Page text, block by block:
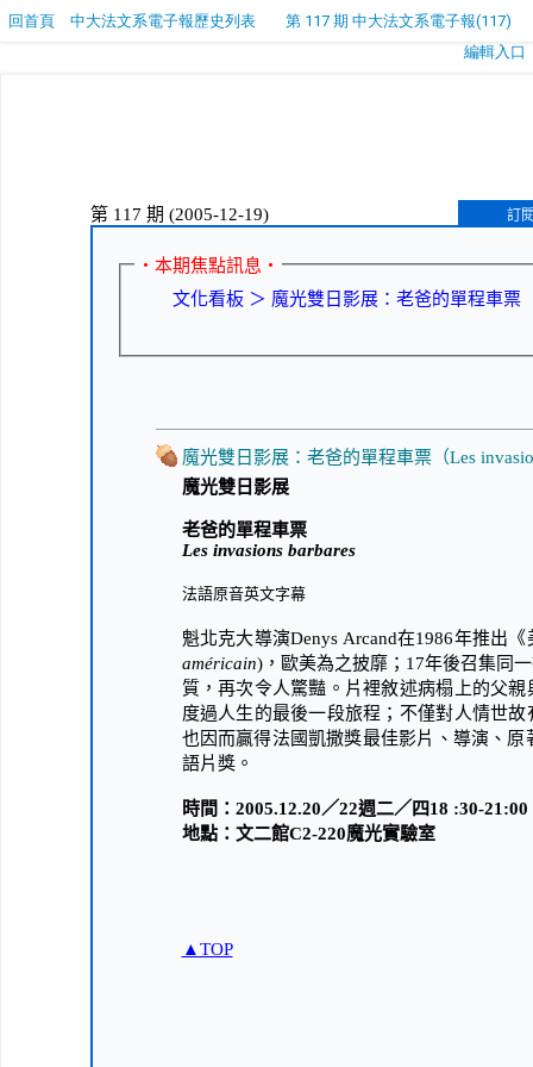
回首頁 中大法文系電子報歷史列表
第 117 期 中大法文系電子報(117)
編輯入口